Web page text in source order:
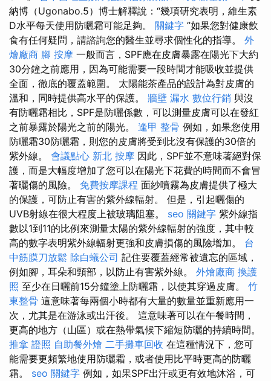
納博（Ugonabo.5）博士解釋說：“幾項研究表明，維生素
D水平每天使用防曬霜可能足夠。 關鍵字 ”如果您對健康飲
食有任何疑問，請諮詢您的醫生並尋求個性化的指導。 外
燴廠商 腳 按摩 一般而言，SPF應在皮膚暴露在陽光下大約
30分鐘之前應用，因為可能需要一段時間才能吸收並提供
全面，徹底的覆蓋範圍。 太陽能茶產品的設計為對皮膚的
溫和，同時提供高水平的保護。 牆壁 漏水 數位行銷 與沒
有防曬霜相比，SPF是防曬係數，可以測量皮膚可以在發紅
之前暴露於陽光之前的陽光。 逢甲 整骨 例如，如果您使用
防曬霜30防曬霜，則您的皮膚將受到比沒有保護的30倍的
紫外線。 會議點心 新北 按摩 因此，SPF並不意味著絕對保
護，而是大幅度增加了您可以在陽光下花費的時間而不會冒
著曬傷的風險。 免費按摩課程 面紗噴霧為皮膚提供了極大
的保護，可防止有害的紫外線輻射。 但是，引起曬傷的
UVB射線在很大程度上被玻璃阻塞。 seo 關鍵字 紫外線指
數以1到11的比例來測量太陽的紫外線輻射的強度，其中較
高的數字表明紫外線輻射更強和皮膚損傷的風險增加。 台
中筋膜刀放鬆 除白蟻公司 記住要覆蓋經常被遺忘的區域，
例如腳，耳朵和頸部，以防止有害紫外線。 外燴廠商 換護
照 至少在日曬前15分鐘塗上防曬霜，以使其穿過皮膚。 竹
東整骨 這意味著每兩個小時都有大量的數量並重新應用一
次，尤其是在游泳或出汗後。 這意味著可以在午餐時間，
更高的地方（山區）或在熱帶氣候下縮短防曬的持續時間。
推拿 證照 自助餐外燴 二手攤車回收 在這種情況下，您可
能需要更頻繁地使用防曬霜，或者使用比平時更高的防曬
霜。 seo 關鍵字 例如，如果SPF出汗或更有效地沐浴，可